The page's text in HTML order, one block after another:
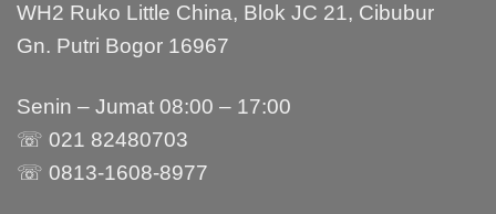
WH2 Ruko Little China, Blok JC 21, Cibubur
Gn. Putri Bogor 16967
Senin – Jumat 08:00 – 17:00
☏ 021 82480703
☏ 0813-1608-8977